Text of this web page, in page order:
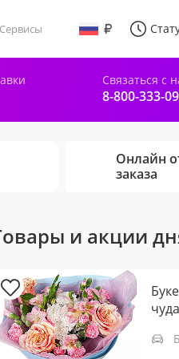
Сервисы
Связаться с
8-800-333-
Онлайн
заказа
и акции